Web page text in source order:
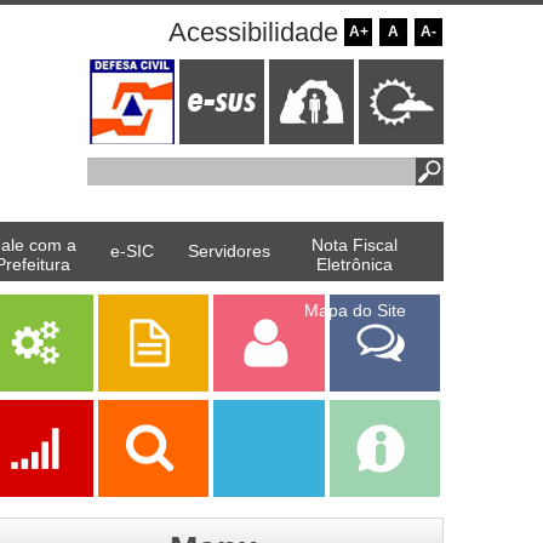
Acessibilidade A+ A A-
com a
e-SIC Servidores
Nota Fiscal
Eletrônica
Mapa do Site
Serviços Publicações Servidor
Fale Com a
Prefeitura